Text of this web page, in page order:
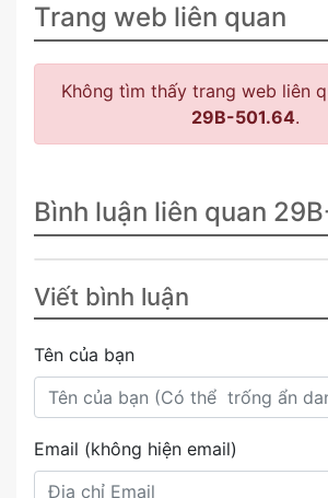
Trang web liên quan
Không tìm thấy trang web liên
29B-501.64.
Bình luận liên quan
Viết bình luận
Tên của bạn
Email (không hiện email)